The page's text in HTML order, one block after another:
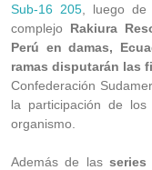
Sub-16 205, luego de
complejo Rakiura
Perú en damas,
ramas disputarán las
Confederación
la participación de
organismo.
Además de las